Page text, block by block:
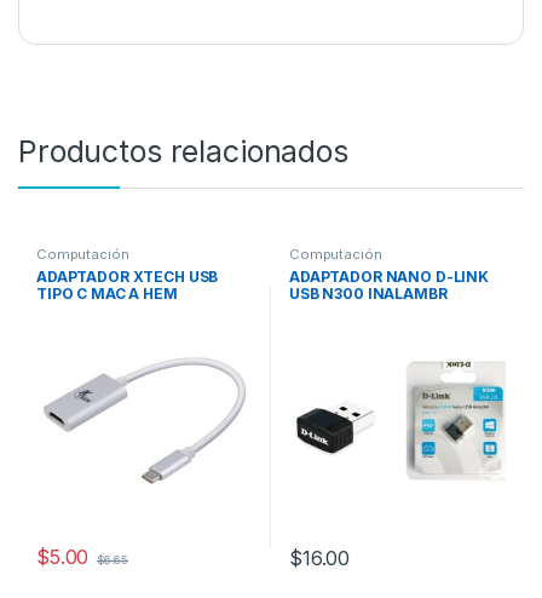
Productos relacionados
Computación
ADAPTADOR XTECH USB
TIPO C MAC A HEM
$5.00 $6.65
Computación
ADAPTADOR NANO D-LINK
USB N300 INALAMBR
$16.00